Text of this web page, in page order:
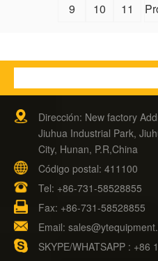
9 10 11
Dirección: New factory
Jiuhua Industrial Park,
City, Hunan, P.R,China
Código postal: 411100
Tel: +86-731-58528855
Fax: +86-731-58528855
Email:
SKYPE/WHATSAPP : +86